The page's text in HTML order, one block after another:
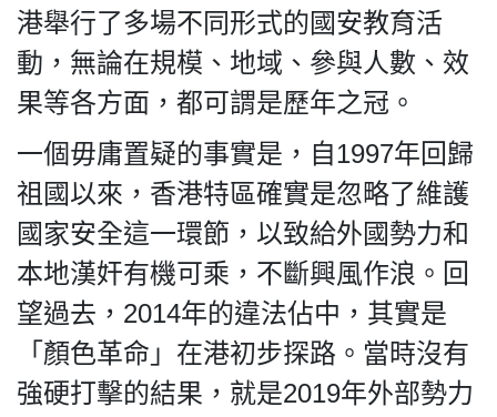
明
©
2018
Silent
Majority
For
HK.
All
rights
reserved.
港舉行了多場不同形式的國安教育活
動，無論在規模、地域、參與人數、效
果等各方面，都可謂是歷年之冠。
一個毋庸置疑的事實是，自1997年回歸
祖國以來，香港特區確實是忽略了維護
國家安全這一環節，以致給外國勢力和
本地漢奸有機可乘，不斷興風作浪。回
望過去，2014年的違法佔中，其實是
「顏色革命」在港初步探路。當時沒有
強硬打擊的結果，就是2019年外部勢力